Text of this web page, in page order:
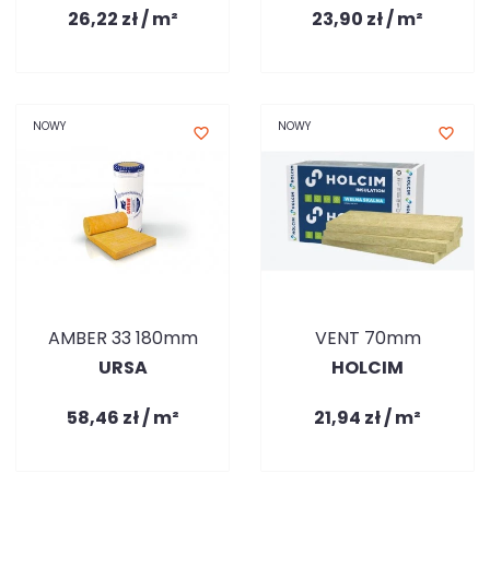
26,22 zł / m²
23,90 zł / m²
NOWY favorite_border
AMBER 33 180mm
URSA
58,46 zł / m²
NOWY favorite_border
VENT 70mm
HOLCIM
21,94 zł / m²